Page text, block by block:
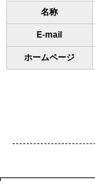
名称
E-mail
ホームページ